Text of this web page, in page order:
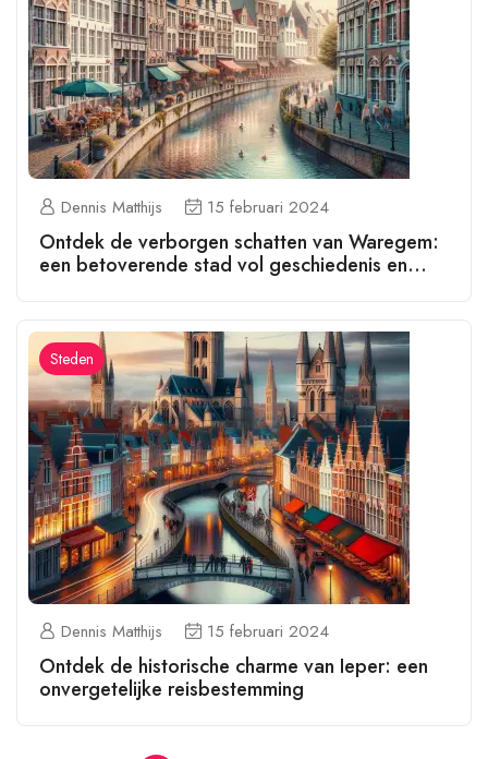
Dennis Matthijs 15 februari 2024
Ontdek de verborgen schatten van Waregem:
een betoverende stad vol geschiedenis en
Steden
Dennis Matthijs 15 februari 2024
Ontdek de historische charme van Ieper: een
onvergetelijke reisbestemming